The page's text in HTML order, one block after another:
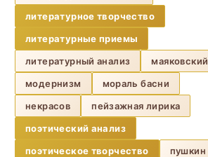
литературное творчество
литературные приемы
литературный анализ
маяковский
модернизм
мораль басни
некрасов
пейзажная лирика
поэтический анализ
поэтическое творчество
пушкин